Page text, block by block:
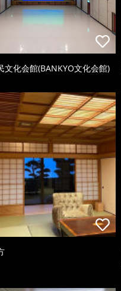
文化会館(BANKYO文化会館)